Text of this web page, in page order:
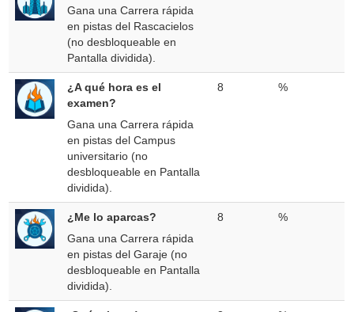
Gana una Carrera rápida
en pistas del Rascacielos
(no desbloqueable en
Pantalla dividida).
¿A qué hora es el
examen?
Gana una Carrera rápida
en pistas del Campus
universitario (no
desbloqueable en Pantalla
dividida).
8 %
¿Me lo aparcas?
Gana una Carrera rápida
en pistas del Garaje (no
desbloqueable en Pantalla
dividida).
8 %